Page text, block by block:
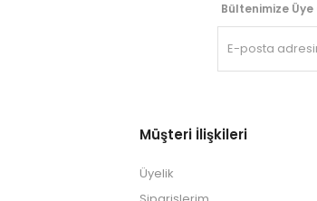
Bültenimize
Müşteri İlişkileri
Üyelik